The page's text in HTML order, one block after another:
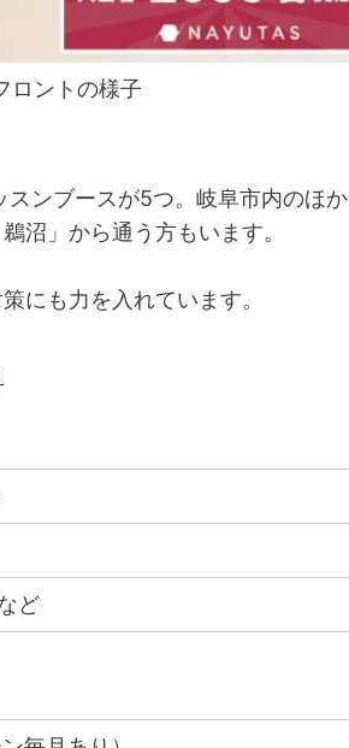
ロントの様子
スンブースが5つ。岐阜市内のほか
沼」から通う方もいます。
にも力を入れています。
ど